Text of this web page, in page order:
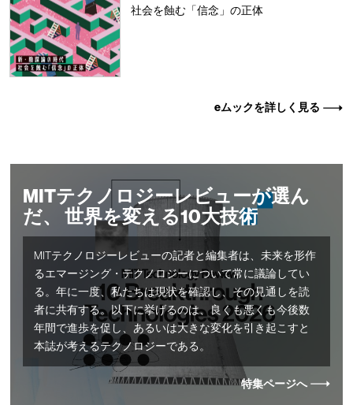
社会を蝕む「信念」の正体
eムックを詳しく見る
MITテクノロジーレビューが選ん
だ、 世界を変える10大技術
MITテクノロジーレビューの記者と編集者は、未来を形作
るエマージング・テクノロジーについて常に議論してい
る。年に一度、私たちは現状を確認し、その見通しを読
者に共有する。以下に挙げるのは、良くも悪くも今後数
年間で進歩を促し、あるいは大きな変化を引き起こすと
本誌が考えるテクノロジーである。
特集ページへ